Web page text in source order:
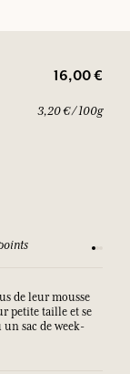
16,00 €
3,20 € / 100g
de leur mousse
petite taille et se
sac de week-